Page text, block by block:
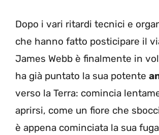
Dopo i vari ritardi tecnici e
che hanno fatto posticipare il
James Webb è finalmente in
ha già puntato la sua potente
verso la Terra: comincia
aprirsi, come un fiore che
è appena cominciata la sua